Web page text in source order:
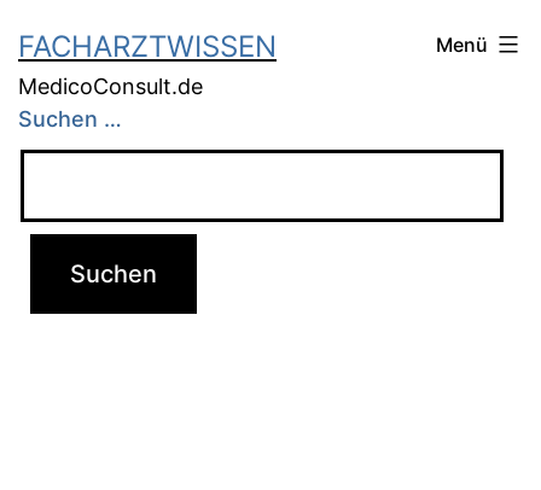
FACHARZTWISSEN
MedicoConsult.de
Menü
Suchen …